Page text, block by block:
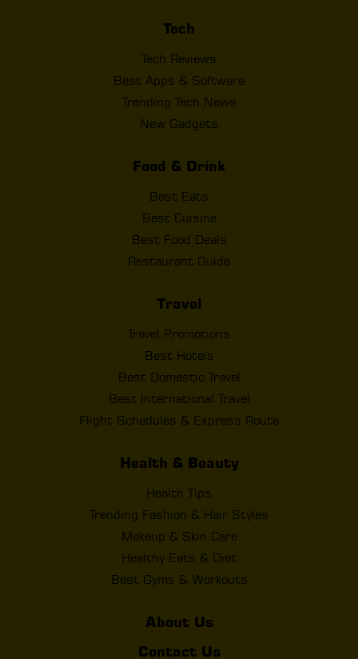
Tech
Tech Reviews
Best Apps & Software
Trending Tech News
New Gadgets
Food & Drink
Best Eats
Best Cuisine
Best Food Deals
Restaurant Guide
Travel
Travel Promotions
Best Hotels
Best Domestic Travel
Best International Travel
Flight Schedules & Express Route
Health & Beauty
Health Tips
Trending Fashion & Hair Styles
Makeup & Skin Care
Healthy Eats & Diet
Best Gyms & Workouts
About Us
Contact Us